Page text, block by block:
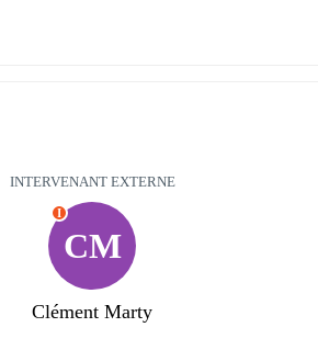
INTERVENANT EXTERNE
CM
I
Clément Marty